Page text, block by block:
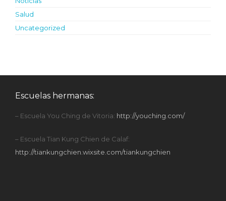
Salud
Uncategorized
Escuelas hermanas:
– Escuela You Ching de Vitoria: http://youching.com/
– Escuela Tian Kung Chien de Calaf:
http://tiankungchien.wixsite.com/tiankungchien